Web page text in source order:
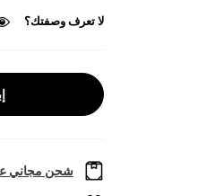
لا تعرف وصفتك؟
شحن مجاني